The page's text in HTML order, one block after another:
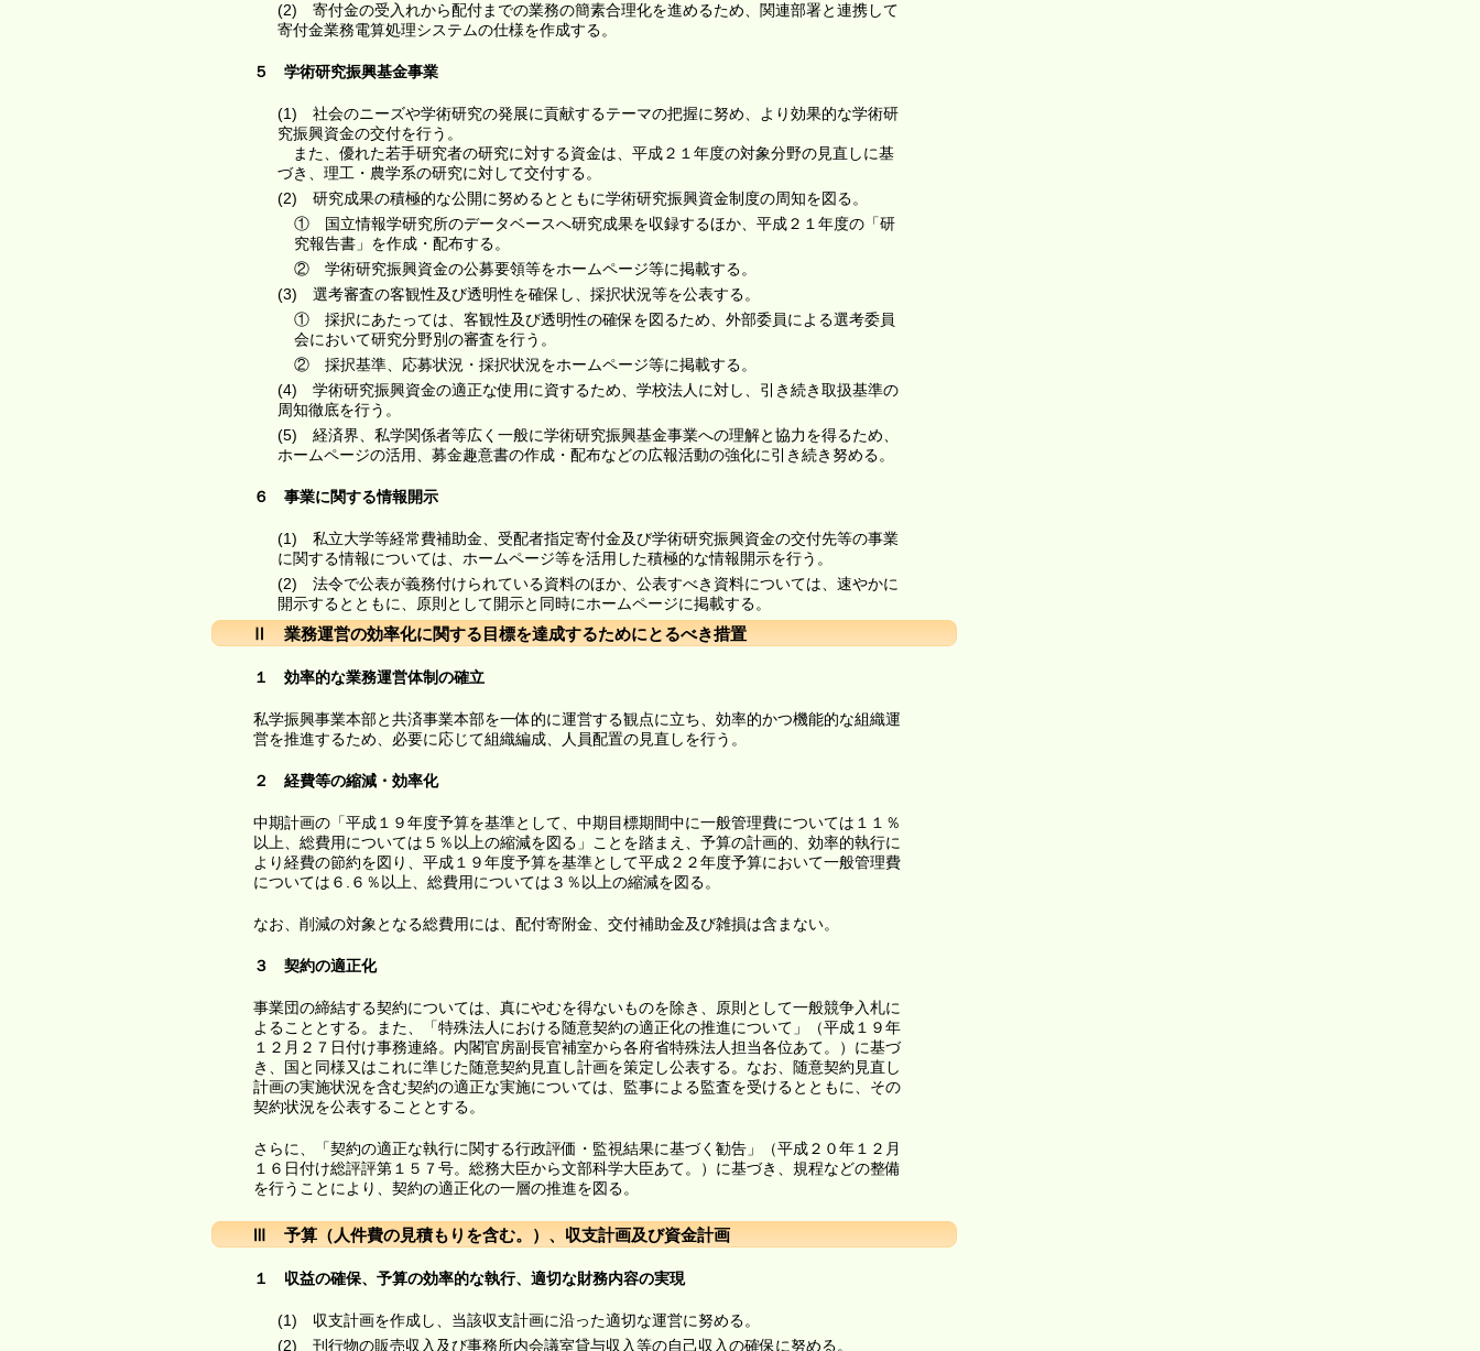
(2) 寄付金の受入れから配付までの業務の簡素合理化を進めるため、関連部署と連携して
寄付金業務電算処理システムの仕様を作成する。
５ 学術研究振興基金事業
(1) 社会のニーズや学術研究の発展に貢献するテーマの把握に努め、より効果的な学術研
究振興資金の交付を行う。
また、優れた若手研究者の研究に対する資金は、平成２１年度の対象分野の見直しに基
づき、理工・農学系の研究に対して交付する。
(2) 研究成果の積極的な公開に努めるとともに学術研究振興資金制度の周知を図る。
① 国立情報学研究所のデータベースへ研究成果を収録するほか、平成２１年度の「研
究報告書」を作成・配布する。
② 学術研究振興資金の公募要領等をホームページ等に掲載する。
(3) 選考審査の客観性及び透明性を確保し、採択状況等を公表する。
① 採択にあたっては、客観性及び透明性の確保を図るため、外部委員による選考委員
会において研究分野別の審査を行う。
② 採択基準、応募状況・採択状況をホームページ等に掲載する。
(4) 学術研究振興資金の適正な使用に資するため、学校法人に対し、引き続き取扱基準の
周知徹底を行う。
(5) 経済界、私学関係者等広く一般に学術研究振興基金事業への理解と協力を得るため、
ホームページの活用、募金趣意書の作成・配布などの広報活動の強化に引き続き努める。
６ 事業に関する情報開示
(1) 私立大学等経常費補助金、受配者指定寄付金及び学術研究振興資金の交付先等の事業
に関する情報については、ホームページ等を活用した積極的な情報開示を行う。
(2) 法令で公表が義務付けられている資料のほか、公表すべき資料については、速やかに
開示するとともに、原則として開示と同時にホームページに掲載する。
Ⅱ 業務運営の効率化に関する目標を達成するためにとるべき措置
１ 効率的な業務運営体制の確立
私学振興事業本部と共済事業本部を一体的に運営する観点に立ち、効率的かつ機能的な組織運
営を推進するため、必要に応じて組織編成、人員配置の見直しを行う。
２ 経費等の縮減・効率化
中期計画の「平成１９年度予算を基準として、中期目標期間中に一般管理費については１１％
以上、総費用については５％以上の縮減を図る」ことを踏まえ、予算の計画的、効率的執行に
より経費の節約を図り、平成１９年度予算を基準として平成２２年度予算において一般管理費
については６.６％以上、総費用については３％以上の縮減を図る。
なお、削減の対象となる総費用には、配付寄附金、交付補助金及び雑損は含まない。
３ 契約の適正化
事業団の締結する契約については、真にやむを得ないものを除き、原則として一般競争入札に
よることとする。また、「特殊法人における随意契約の適正化の推進について」（平成１９年
１２月２７日付け事務連絡。内閣官房副長官補室から各府省特殊法人担当各位あて。）に基づ
き、国と同様又はこれに準じた随意契約見直し計画を策定し公表する。なお、随意契約見直し
計画の実施状況を含む契約の適正な実施については、監事による監査を受けるとともに、その
契約状況を公表することとする。
さらに、「契約の適正な執行に関する行政評価・監視結果に基づく勧告」（平成２０年１２月
１６日付け総評評第１５７号。総務大臣から文部科学大臣あて。）に基づき、規程などの整備
を行うことにより、契約の適正化の一層の推進を図る。
Ⅲ 予算（人件費の見積もりを含む。）、収支計画及び資金計画
１ 収益の確保、予算の効率的な執行、適切な財務内容の実現
(1) 収支計画を作成し、当該収支計画に沿った適切な運営に努める。
(2) 刊行物の販売収入及び事務所内会議室貸与収入等の自己収入の確保に努める。